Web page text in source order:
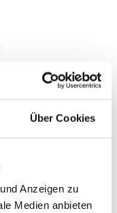
Über Cookies
Anzeigen zu
Medien anbieten